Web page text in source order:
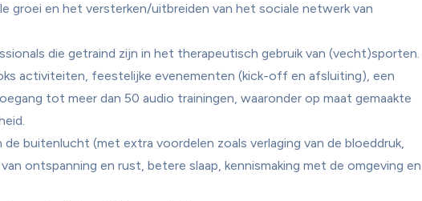
groei en het versterken/uitbreiden van het sociale netwerk van
die getraind zijn in het therapeutisch gebruik van (vecht)sporten.
activiteiten, feestelijke evenementen (kick-off en afsluiting), een
tot meer dan 50 audio trainingen, waaronder op maat gemaakte
de buitenlucht (met extra voordelen zoals verlaging van de bloeddruk,
ontspanning en rust, betere slaap, kennismaking met de omgeving en